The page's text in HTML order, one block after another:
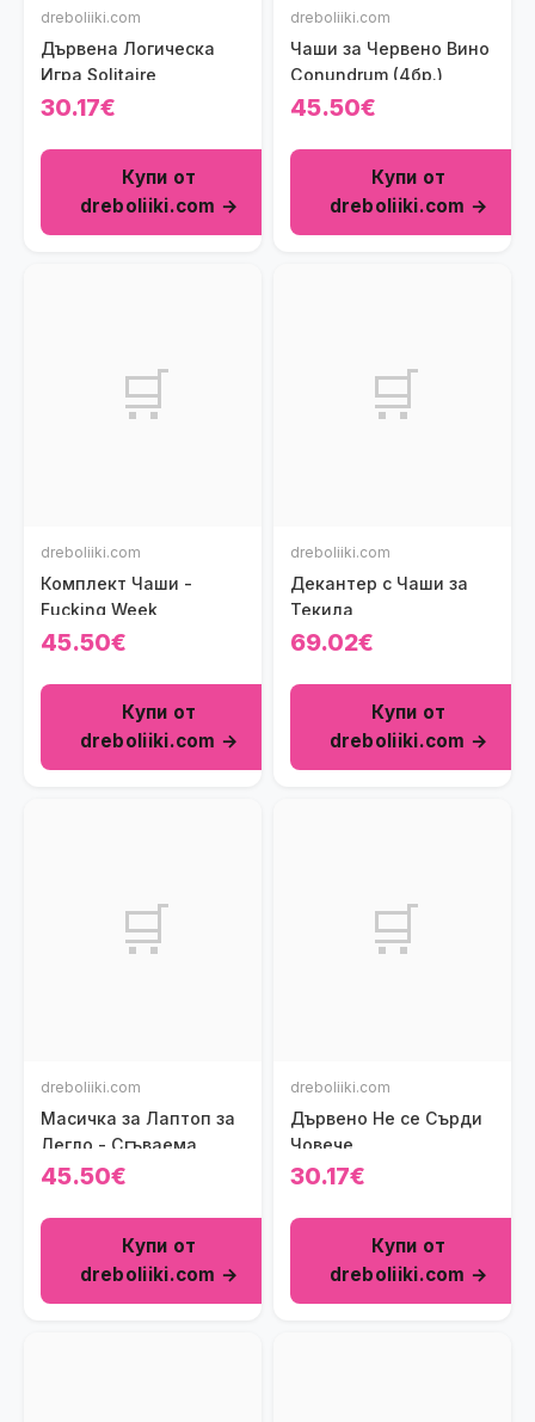
dreboliiki.com
Дървена Логическа
Игра Solitaire
30.17€
Купи от
dreboliiki.com →
dreboliiki.com
Чаши за Червено Вино
Conundrum (4бр.)
45.50€
Купи от
dreboliiki.com →
🛒
dreboliiki.com
Комплект Чаши -
Fucking Week
45.50€
Купи от
dreboliiki.com →
🛒
dreboliiki.com
Декантер с Чаши за
Текила
69.02€
Купи от
dreboliiki.com →
🛒
dreboliiki.com
Масичка за Лаптоп за
Легло - Сгъваема
45.50€
Купи от
dreboliiki.com →
🛒
dreboliiki.com
Дървено Не се Сърди
Човече
30.17€
Купи от
dreboliiki.com →